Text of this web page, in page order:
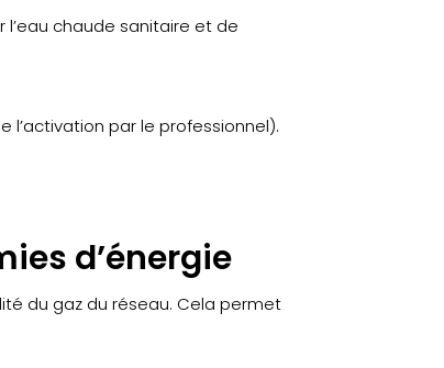
chaude sanitaire et de
l’activation par le professionnel).
d’énergie
du gaz du réseau. Cela permet